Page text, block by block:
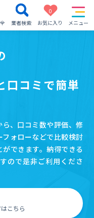
業者検索
0
お気に入り
メニュー
口コミで簡単
、口コミ数や評価、修
ォローなどで比較検討
できます。納得できる
ので是非ご利用くださ
こちら